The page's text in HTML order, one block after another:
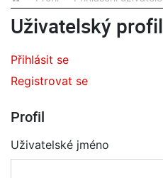
Uživatelský profil
Přihlásit se
Registrovat se
Profil
Uživatelské jméno